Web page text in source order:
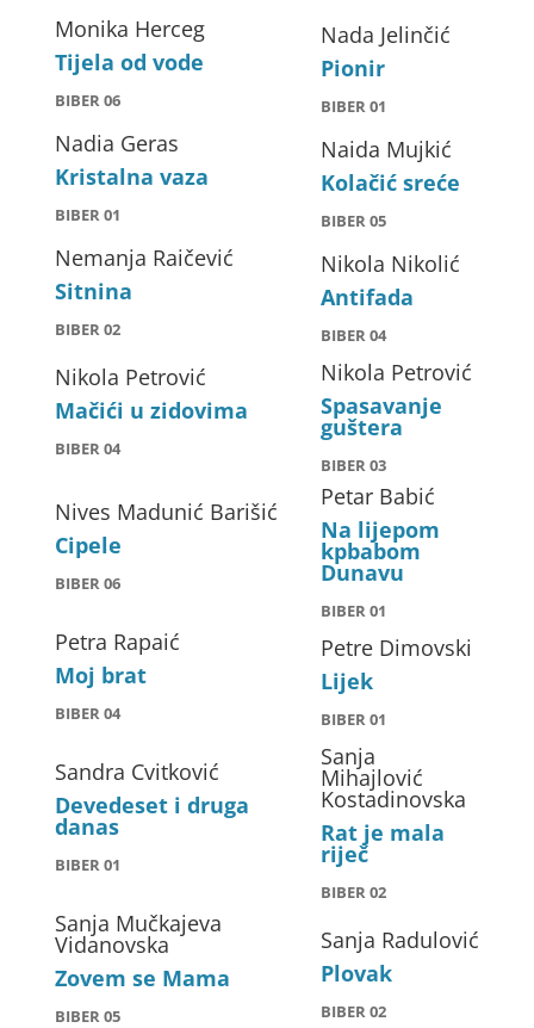
Monika Herceg
Tijela od vode
BIBER 06
Nada Jelinčić
Pionir
BIBER 01
Nadia Geras
Kristalna vaza
BIBER 01
Naida Mujkić
Kolačić sreće
BIBER 05
Nemanja Raičević
Sitnina
BIBER 02
Nikola Nikolić
Antifada
BIBER 04
Nikola Petrović
Mačići u zidovima
BIBER 04
Nikola Petrović
Spasavanje
guštera
BIBER 03
Nives Madunić Barišić
Cipele
BIBER 06
Petar Babić
Na lijepom
kpbabom
Dunavu
BIBER 01
Petra Rapaić
Moj brat
BIBER 04
Petre Dimovski
Lijek
BIBER 01
Sandra Cvitković
Devedeset i druga
danas
BIBER 01
Sanja
Mihajlović
Kostadinovska
Rat je mala
riječ
BIBER 02
Sanja Mučkajeva
Vidanovska
Zovem se Mama
BIBER 05
Sanja Radulović
Plovak
BIBER 02